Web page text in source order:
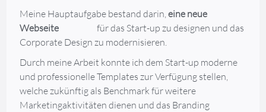
Meine Hauptaufgabe bestand darin, eine neue
Webseite
für das Start-up zu designen und das
Corporate Design zu modernisieren.
Durch meine Arbeit konnte ich dem Start-up moderne
und professionelle Templates zur Verfügung stellen,
welche zukünftig als Benchmark für weitere
Marketingaktivitäten dienen und das Branding